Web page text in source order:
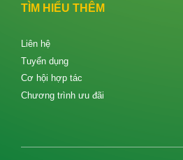
TÌM HIỂU THÊM
Liên hệ
Tuyển dụng
Cơ hội hợp tác
Chương trình ưu đãi